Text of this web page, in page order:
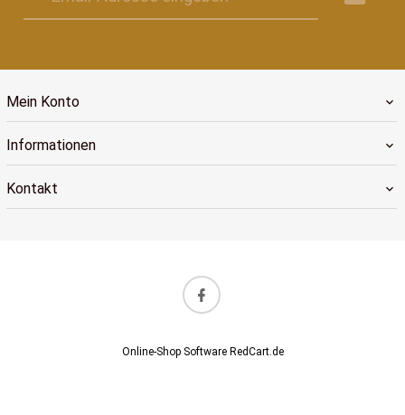
Mein Konto
Informationen
Kontakt
Online-Shop SoftwareRedCart.de